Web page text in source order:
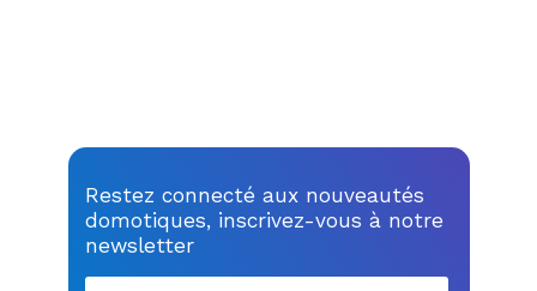
Restez connecté aux nouveautés
domotiques, inscrivez-vous à notre
newsletter